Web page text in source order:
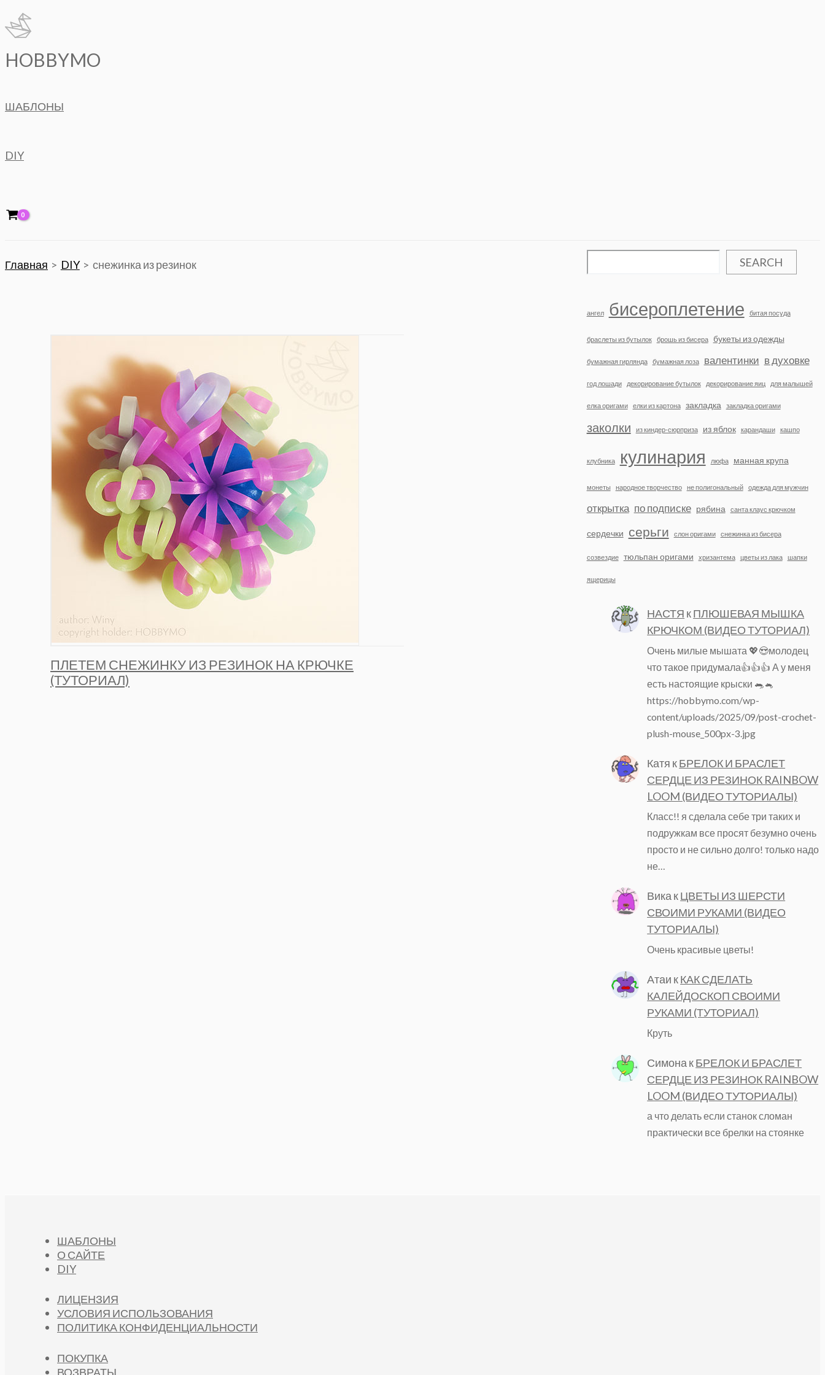
Перейти
к
содержимому
HOBBYMO
ШАБЛОНЫ
DIY
Главная DIY снежинка из резинок
ПЛЕТЕМ СНЕЖИНКУ ИЗ РЕЗИНОК НА КРЮЧКЕ
(ТУТОРИАЛ)
SEARCH
ангел бисероплетение битая посуда
браслеты из бутылок брошь из бисера букеты из одежды
бумажная гирлянда бумажная лоза валентинки в духовке
год лошади декорирование бутылок декорирование яиц для малышей
елка оригами елки из картона закладка закладка оригами
заколки из киндер-сюрприза из яблок карандаши кашпо
клубника кулинария люфа манная крупа
монеты народное творчество не полигональный одежда для мужчин
открытка по подписке рябина санта клаус крючком
сердечки серьги слон оригами снежинка из бисера
созвездие тюльпан оригами хризантема цветы из лака шапки
ящерицы
НАСТЯ кПЛЮШЕВАЯ МЫШКА
КРЮЧКОМ (ВИДЕО ТУТОРИАЛ)
Очень милые мышата 💖😍молодец
что такое придумала👍👍👍 А у меня
есть настоящие крыски 🐀🐁
https://hobbymo.com/wp-
content/uploads/2025/09/post-crochet-
plush-mouse_500px-3.jpg
Катя кБРЕЛОК И БРАСЛЕТ
СЕРДЦЕ ИЗ РЕЗИНОК RAINBOW
LOOM (ВИДЕО ТУТОРИАЛЫ)
Класс!! я сделала себе три таких и
подружкам все просят безумно очень
просто и не сильно долго! только надо
не…
ВикакЦВЕТЫ ИЗ ШЕРСТИ
СВОИМИ РУКАМИ (ВИДЕО
ТУТОРИАЛЫ)
Очень красивые цветы!
Атаи кКАК СДЕЛАТЬ
КАЛЕЙДОСКОП СВОИМИ
РУКАМИ (ТУТОРИАЛ)
Круть
Симона кБРЕЛОК И БРАСЛЕТ
СЕРДЦЕ ИЗ РЕЗИНОК RAINBOW
LOOM (ВИДЕО ТУТОРИАЛЫ)
а что делать если станок сломан
практически все брелки на стоянке
ШАБЛОНЫ
О САЙТЕ
DIY
ЛИЦЕНЗИЯ
УСЛОВИЯ ИСПОЛЬЗОВАНИЯ
ПОЛИТИКА КОНФИДЕНЦИАЛЬНОСТИ
ПОКУПКА
ВОЗВРАТЫ